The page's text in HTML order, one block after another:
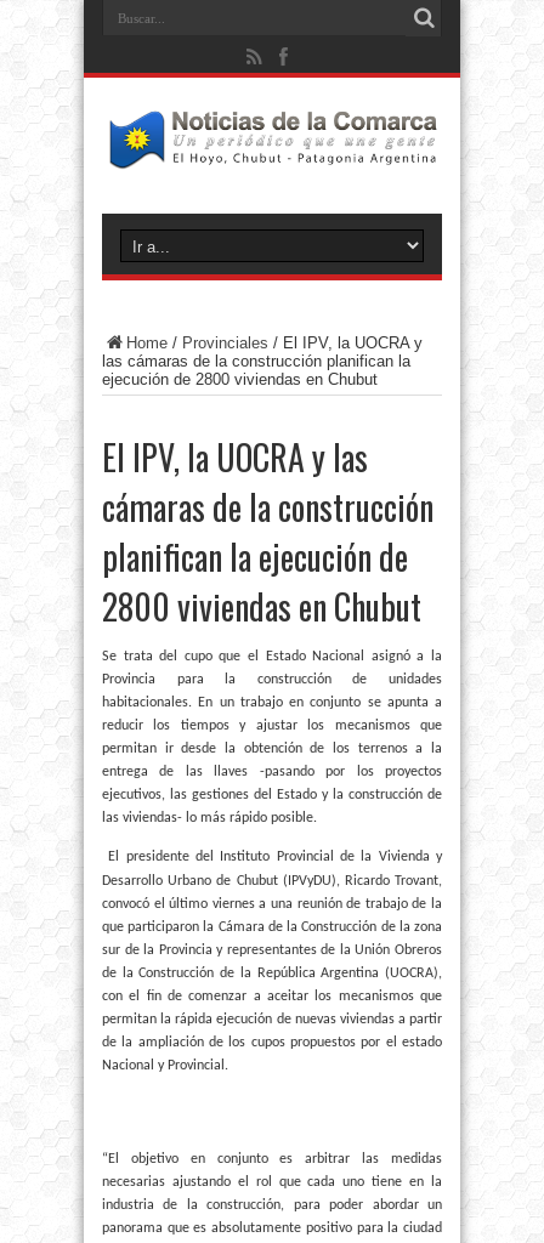
Home / Provinciales / El IPV, la UOCRA y
las cámaras de la construcción planifican la
ejecución de 2800 viviendas en Chubut
El IPV, la UOCRA y las
cámaras de la construcción
planifican la ejecución de
2800 viviendas en Chubut
Se trata del cupo que el Estado Nacional asignó a la
Provincia para la construcción de unidades
habitacionales. En un trabajo en conjunto se apunta a
reducir los tiempos y ajustar los mecanismos que
permitan ir desde la obtención de los terrenos a la
entrega de las llaves -pasando por los proyectos
ejecutivos, las gestiones del Estado y la construcción de
las viviendas- lo más rápido posible.
El presidente del Instituto Provincial de la Vivienda y
Desarrollo Urbano de Chubut (IPVyDU), Ricardo Trovant,
convocó el último viernes a una reunión de trabajo de la
que participaron la Cámara de la Construcción de la zona
sur de la Provincia y representantes de la Unión Obreros
de la Construcción de la República Argentina (UOCRA),
con el fin de comenzar a aceitar los mecanismos que
permitan la rápida ejecución de nuevas viviendas a partir
de la ampliación de los cupos propuestos por el estado
Nacional y Provincial.
“El objetivo en conjunto es arbitrar las medidas
necesarias ajustando el rol que cada uno tiene en la
industria de la construcción, para poder abordar un
panorama que es absolutamente positivo para la ciudad